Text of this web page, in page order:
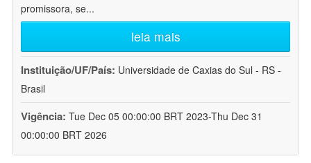
promissora, se...
leia mais
Instituição/UF/País: Universidade de Caxias do Sul - RS -
Brasil
Vigência: Tue Dec 05 00:00:00 BRT 2023-Thu Dec 31
00:00:00 BRT 2026